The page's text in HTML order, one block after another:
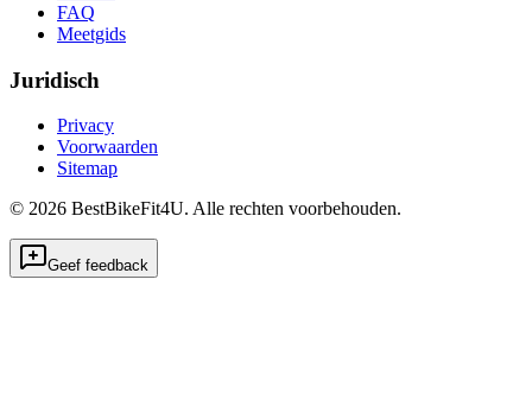
FAQ
Meetgids
Juridisch
Privacy
Voorwaarden
Sitemap
© 2026 BestBikeFit4U. Alle rechten voorbehouden.
Geef feedback